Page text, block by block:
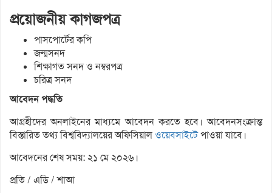
প্রয়োজনীয় কাগজপত্র
পাসপোর্টের কপি
জন্মসনদ
শিক্ষাগত সনদ ও নম্বরপত্র
চরিত্র সনদ
আবেদন পদ্ধতি
আগ্রহীদের অনলাইনের মাধ্যমে আবেদন করতে হবে। আবেদনসংক্রান্ত
বিস্তারিত তথ্য বিশ্ববিদ্যালয়ের অফিসিয়ালওয়েবসাইটেপাওয়া যাবে।
আবেদনের শেষ সময়: ২১ মে ২০২৬।
প্রতি / এডি / শাআ